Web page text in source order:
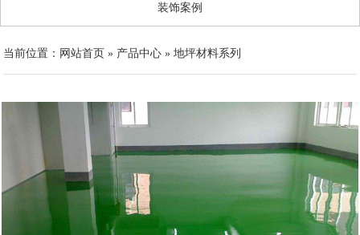
装饰案例
当前位置： 网站首页 » 产品中心 »地坪材料系列